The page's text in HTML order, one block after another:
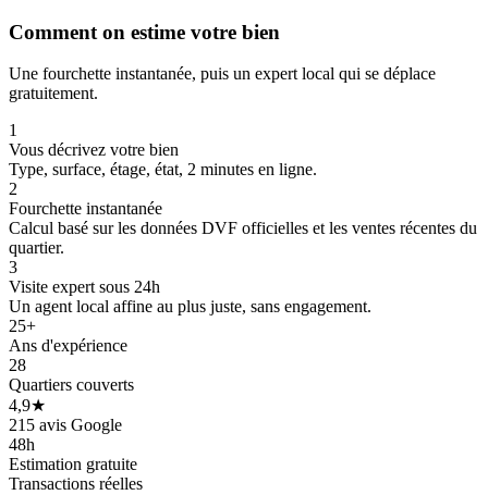
Comment on estime votre bien
Une fourchette instantanée, puis un expert local qui se déplace
gratuitement.
1
Vous décrivez votre bien
Type, surface, étage, état, 2 minutes en ligne.
2
Fourchette instantanée
Calcul basé sur les données DVF officielles et les ventes récentes du
quartier.
3
Visite expert sous 24h
Un agent local affine au plus juste, sans engagement.
25+
Ans d'expérience
28
Quartiers couverts
4,9★
215 avis Google
48h
Estimation gratuite
Transactions réelles
159 k€